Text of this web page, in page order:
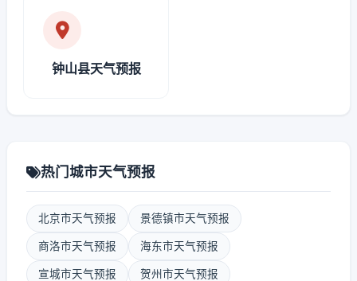
钟山县天气预报
热门城市天气预报
北京市天气预报 景德镇市天气预报
商洛市天气预报 海东市天气预报
宣城市天气预报 贺州市天气预报